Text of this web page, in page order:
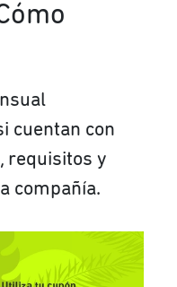
cuentan con
requisitos y
compañía.